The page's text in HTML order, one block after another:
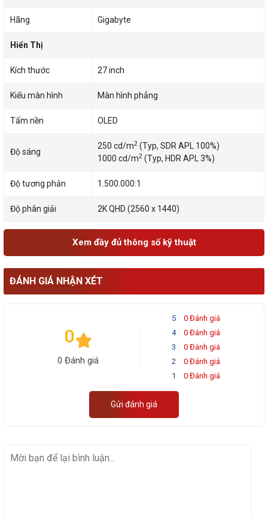
Hãng Gigabyte
Hiển Thị
Kích thước 27 inch
Kiểu màn hình Màn hình phẳng
Tấm nền OLED
Độ sáng
250 cd/m2 (Typ, SDR APL 100%)
1000 cd/m2 (Typ, HDR APL 3%)
Độ tương phản 1.500.000:1
Độ phân giải 2K QHD (2560 x 1440)
Xem đầy đủ thông số kỹ thuật
ĐÁNH GIÁ NHẬN XÉT
0
0 Đánh giá
5
0 Đánh giá
4
0 Đánh giá
3
0 Đánh giá
2
0 Đánh giá
1
0 Đánh giá
Gửi đánh giá